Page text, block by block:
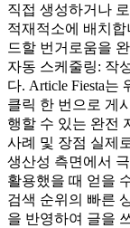
직접 생성하거나
적재적소에 배치
드할 번거로움을
자동 스케줄링: 작
다. Article Fiesta는
클릭 한 번으로 게
행할 수 있는 완전
사례 및 장점 실제
생산성 측면에서
활용했을 때 얻을
검색 순위의 빠른
을 반영하여 글을